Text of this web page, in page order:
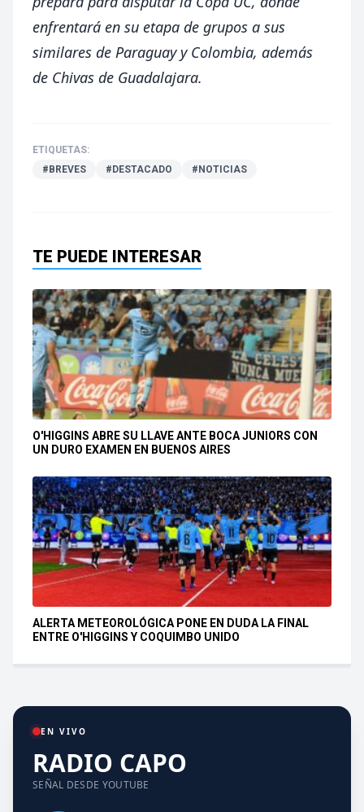
enfrentará en su etapa de grupos a sus
similares de Paraguay y Colombia, además
de Chivas de Guadalajara.
ETIQUETAS:
#BREVES
#DESTACADO #NOTICIAS
TE PUEDE INTERESAR
O'HIGGINS ABRE SU LLAVE ANTE BOCA JUNIORS CON
UN DURO EXAMEN EN BUENOS AIRES
ALERTA METEOROLÓGICA PONE EN DUDA LA FINAL
ENTRE O'HIGGINS Y COQUIMBO UNIDO
EN VIVO
RADIO CAPO
SEÑAL DESDE YOUTUBE